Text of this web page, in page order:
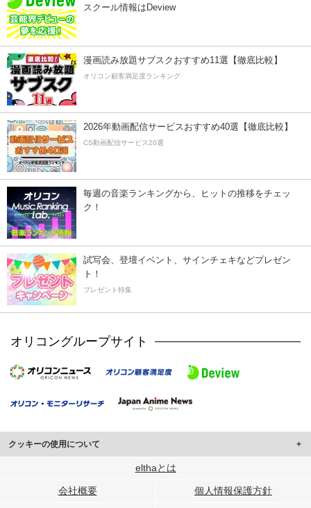
スクール情報はDeview
漫画読み放題サブスクおすすめ11選【徹底比較】
オリコン顧客満足度ランキング
2026年動画配信サービスおすすめ40選【徹底比較】
CS動画配信サービス20選
毎週の音楽ランキングから、ヒットの推移をチェッ
ク！
試写会、登壇イベント、サインチェキなどプレゼン
ト！
プレゼント特集
オリコングループサイト
クッキーの使用について
このサイトでは Cookie を使用して、ユーザーに合わせたコンテンツや広告の
行っています。
elthaとは
会社概要 個人情報保護方針